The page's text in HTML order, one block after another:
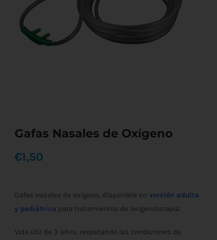
Gafas Nasales de Oxígeno
€1,50
Gafas nasales de oxígeno, disponible en versión adulta
y pediátrica para tratamientos de oxigenoterapia.
Vida útil de 3 años, respetando las condiciones de